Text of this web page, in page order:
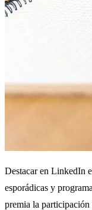
Destacar en LinkedIn
esporádicas y
premia la participación